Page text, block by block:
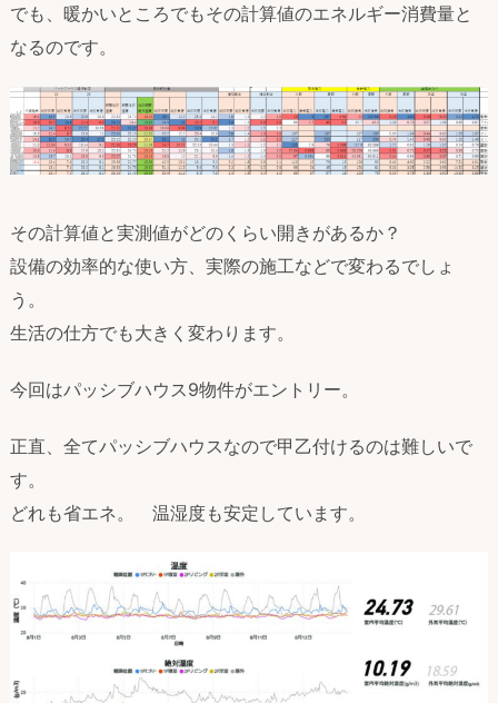
でも、暖かいところでもその計算値のエネルギー消費量と
なるのです。
その計算値と実測値がどのくらい開きがあるか？
設備の効率的な使い方、実際の施工などで変わるでしょ
う。
生活の仕方でも大きく変わります。
今回はパッシブハウス9物件がエントリー。
正直、全てパッシブハウスなので甲乙付けるのは難しいで
す。
どれも省エネ。 温湿度も安定しています。